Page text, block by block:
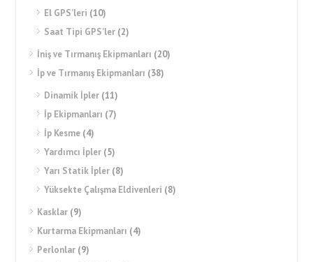
El GPS’leri (10)
Saat Tipi GPS’ler (2)
İniş ve Tırmanış Ekipmanları (20)
İp ve Tırmanış Ekipmanları (38)
Dinamik İpler (11)
İp Ekipmanları (7)
İp Kesme (4)
Yardımcı İpler (5)
Yarı Statik İpler (8)
Yüksekte Çalışma Eldivenleri (8)
Kasklar (9)
Kurtarma Ekipmanları (4)
Perlonlar (9)